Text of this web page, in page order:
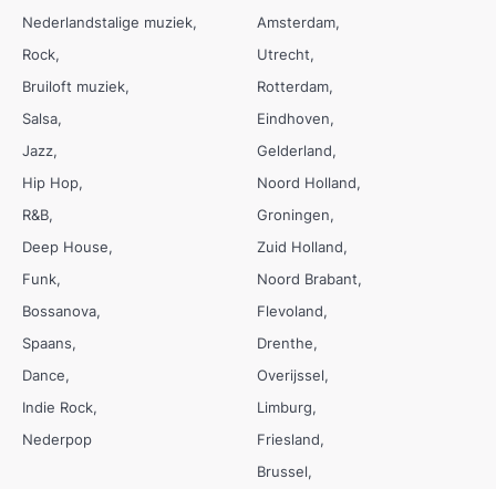
Nederlandstalige muziek
Rock
Bruiloft muziek
Salsa
Jazz
Hip Hop
R&B
Deep House
Funk
Bossanova
Spaans
Dance
Indie Rock
Nederpop
Amsterdam
Utrecht
Rotterdam
Eindhoven
Gelderland
Noord Holland
Groningen
Zuid Holland
Noord Brabant
Flevoland
Drenthe
Overijssel
Limburg
Friesland
Brussel